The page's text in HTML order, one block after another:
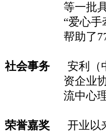
等一批
“爱心
帮助了
社会事务
安利（
资企业
流中心
荣誉嘉奖
开业以